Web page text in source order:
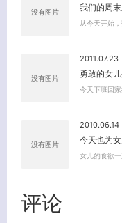
没有图片 我们的周
从今天开始
没有图片
2011.07.23
勇敢的女
今天下班回
没有图片
2010.06.14
今天也为
女儿的食欲
评论